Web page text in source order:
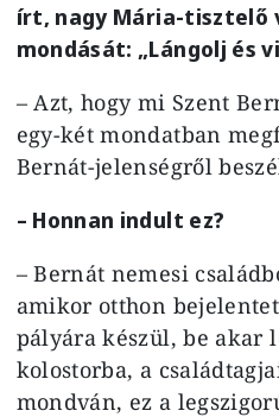
írt, nagy Mária-tisztelő
mondását: „Lángolj és
– Azt, hogy mi Szent
egy-két mondatban
Bernát-jelenségről
– Honnan indult ez?
– Bernát nemesi
amikor otthon
pályára készül, be akar
kolostorba, a
mondván, ez a